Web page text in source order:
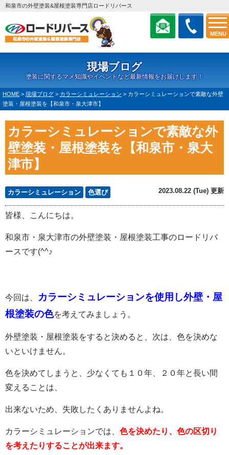
MENU
和泉市の外壁塗装&屋根塗装専門店ロードリバース
現場ブログ
塗装に関するマメ知識やイベントなど最新情報をお届けします！
HOME > 現場ブログ > カラーシミュレーション > カラーシミュレーションで素敵な外壁
塗装・屋根塗装を【和泉市・泉大津市】
カラーシミュレーションで素敵な外
壁塗装・屋根塗装を【和泉市・泉大
津市】
カラーシミュレーション 色選び 2023.08.22 (Tue) 更新
皆様、こんにちは。
和泉市・泉大津市の外壁塗装・屋根塗装工事のロードリバ
ースです(^^♪
今回は、
カラーシミュレーションを使用し外壁・屋
根塗装の色を考えてみましょう。
外壁塗装・屋根塗装をすると決めると、次は、色を決めな
いといけません。
色を決めてしまうと、少なくても１０年、２０年と長い間
変えることは、
出来ないため、失敗したくありませんよね。
カラーシミュレーションでは、 色を決めたり、色の区切り
を考えたりすることが出来ます。